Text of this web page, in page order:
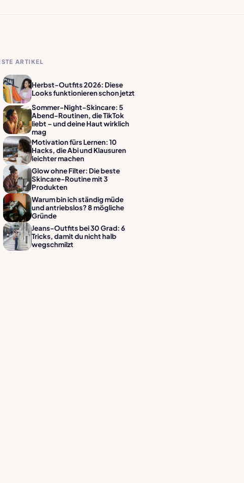
ARTIKEL
Herbst-Outfits 2026: Diese
Looks funktionieren schon jetzt
Sommer-Night-Skincare: 5
Abend-Routinen, die TikTok
liebt – und deine Haut wirklich
mag
Motivation fürs Lernen: 10
Hacks, die Abi und Klausuren
leichter machen
Glow ohne Filter: Die beste
Skincare-Routine mit 3
Produkten
Warum bin ich ständig müde
und antriebslos? 8 mögliche
Gründe
Jeans-Outfits bei 30 Grad: 6
Tricks, damit du nicht halb
wegschmilzt